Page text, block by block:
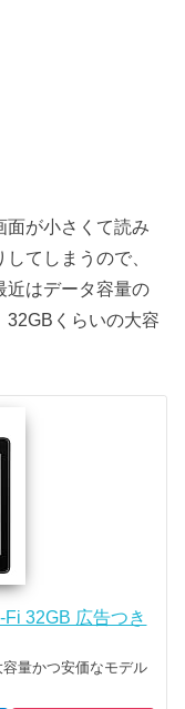
面が小さくて読み
てしまうので、
近はデータ容量の
32GBくらいの大容
32GB 広告つき
量かつ安価なモデル